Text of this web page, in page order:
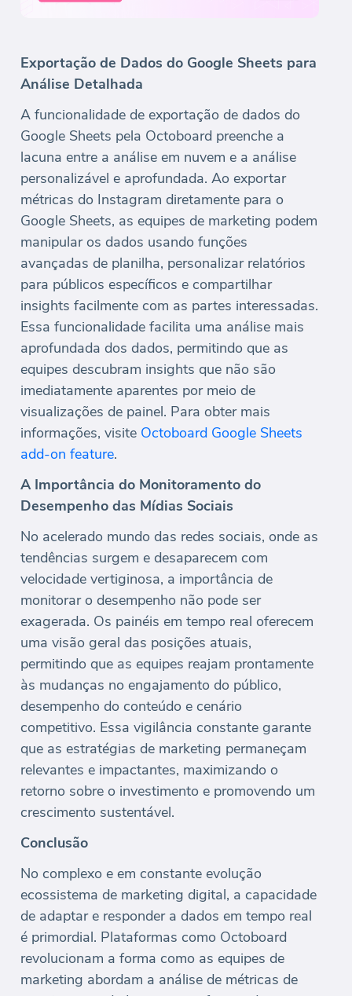
Exportação de Dados do Google Sheets para
Análise Detalhada
A funcionalidade de exportação de dados do
Google Sheets pela Octoboard preenche a
lacuna entre a análise em nuvem e a análise
personalizável e aprofundada. Ao exportar
métricas do Instagram diretamente para o
Google Sheets, as equipes de marketing podem
manipular os dados usando funções
avançadas de planilha, personalizar relatórios
para públicos específicos e compartilhar
insights facilmente com as partes interessadas.
Essa funcionalidade facilita uma análise mais
aprofundada dos dados, permitindo que as
equipes descubram insights que não são
imediatamente aparentes por meio de
visualizações de painel. Para obter mais
informações, visite Octoboard Google Sheets
add-on feature.
A Importância do Monitoramento do
Desempenho das Mídias Sociais
No acelerado mundo das redes sociais, onde as
tendências surgem e desaparecem com
velocidade vertiginosa, a importância de
monitorar o desempenho não pode ser
exagerada. Os painéis em tempo real oferecem
uma visão geral das posições atuais,
permitindo que as equipes reajam prontamente
às mudanças no engajamento do público,
desempenho do conteúdo e cenário
competitivo. Essa vigilância constante garante
que as estratégias de marketing permaneçam
relevantes e impactantes, maximizando o
retorno sobre o investimento e promovendo um
crescimento sustentável.
Conclusão
No complexo e em constante evolução
ecossistema de marketing digital, a capacidade
de adaptar e responder a dados em tempo real
é primordial. Plataformas como Octoboard
revolucionam a forma como as equipes de
marketing abordam a análise de métricas de